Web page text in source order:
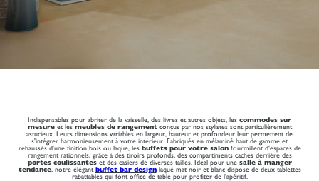
Indispensables pour abriter de la vaisselle, des livres et autres objets, les commodes sur
mesureet les meubles de rangementconçus par nos stylistes sont particulièrement
astucieux. Leurs dimensions variables en largeur, hauteur et profondeur leur permettent de
s'intégrer harmonieusement à votre intérieur. Fabriqués en mélaminé haut de gamme et
rehaussés d'une finition bois ou laque, les buffets pour votre salonfourmillent d'espaces de
rangement rationnels, grâce à des tiroirs profonds, des compartiments cachés derrière des
portes coulissanteset des casiers de diverses tailles. Idéal pour une salle à manger
tendance, notre élégant buffet bar designlaqué mat noir et blanc dispose de deux tablettes
rabattables qui font office de table pour profiter de l’apéritif.